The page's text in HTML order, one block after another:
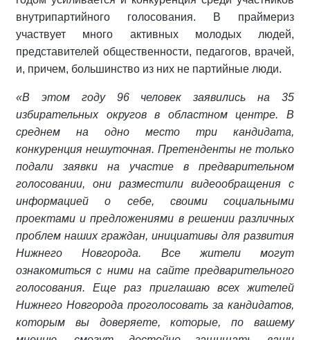
внутрипартийного голосования. В праймериз
участвует много активных молодых людей,
представителей общественности, педагогов, врачей,
и, причем, большинство из них не партийные люди.
«В этом году 96 человек заявились на 35
избирательных округов в областном центре. В
среднем на одно место три кандидата,
конкуренция нешуточная. Претенденты не только
подали заявки на участие в предварительном
голосовании, они разместили видеообращения с
информацией о себе, своими социальными
проектами и предложениями в решении различных
проблем наших граждан, инициативы для развития
Нижнего Новгорода. Все жители могут
ознакомиться с ними на сайте предварительного
голосования. Еще раз приглашаю всех жителей
Нижнего Новгорода проголосовать за кандидатов,
которым вы доверяете, которые, по вашему